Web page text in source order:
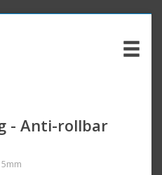
- Anti-rollbar